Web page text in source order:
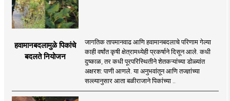
हवामानबदलामुळे पिकांचे
बदलते नियोजन
जागतिक तापमानवाढ आणि हवामानबदलाचे परिणाम गेल्या
काही वर्षांत कृषी क्षेत्रामध्येही प्रकर्षाने दिसून आले. कधी
दुष्काळ, तर कधी पूरपरिस्थितीने शेतकऱ्यांच्या डोळ्यांत
अक्षरश: पाणी आणले. या अनुभवांतून आणि तज्ज्ञांच्या
सल्ल्यानुसार आता बळीराजाने पिकांच्या ..